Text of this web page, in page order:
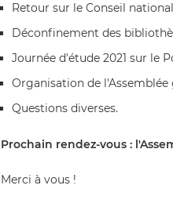
Retour sur le Conseil
Déconfinement des
Journée d'étude 2021 sur le
Organisation de l'Assemblée
Questions diverses.
Prochain rendez-vous :
Merci à vous !